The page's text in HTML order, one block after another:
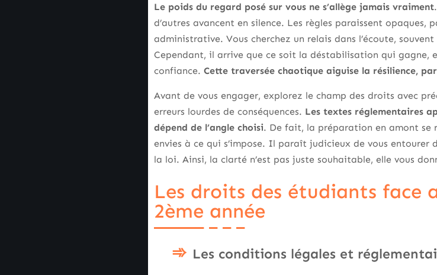
Le poids du regard posé sur vous ne s’allège jamais vraiment.
d’autres avancent en silence. Les règles paraissent
administrative. Vous cherchez un relais dans l’écoute,
Cependant, il arrive que ce soit la déstabilisation qui
confiance. Cette traversée chaotique aiguise la résilience,
Avant de vous engager, explorez le champ des droits avec
erreurs lourdes de conséquences. Les textes réglementaires
dépend de l’angle choisi. De fait, la préparation en amont se
envies à ce qui s’impose. Il paraît judicieux de vous entourer
la loi. Ainsi, la clarté n’est pas juste souhaitable, elle vous
Les droits des étudiants face
2ème année
Les conditions légales et